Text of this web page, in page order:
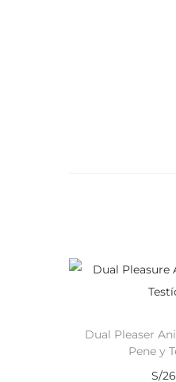
Dual Pleaser
Pene y
S/